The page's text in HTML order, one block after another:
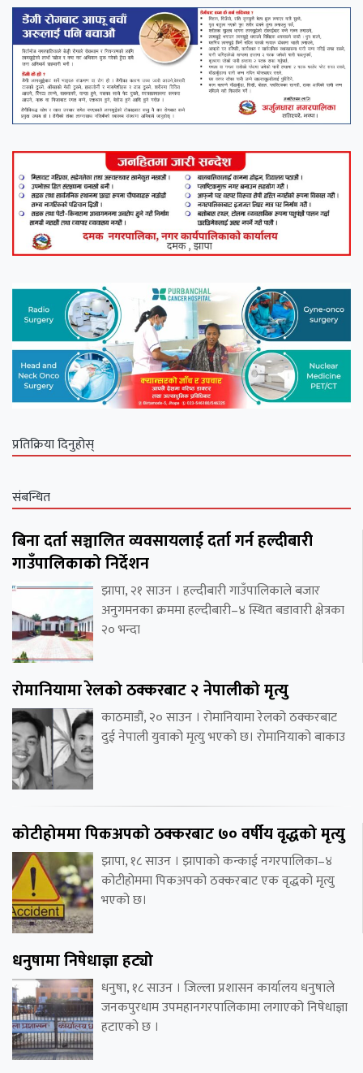
प्रतिक्रिया दिनुहोस्
संबन्धित
बिना दर्ता सञ्चालित व्यवसायलाई दर्ता गर्न हल्दीबारी
गाउँपालिकाको निर्देशन
झापा, २१ साउन । हल्दीबारी गाउँपालिकाले बजार
अनुगमनका क्रममा हल्दीबारी–४ स्थित बडावारी क्षेत्रका
२० भन्दा
रोमानियामा रेलको ठक्करबाट २ नेपालीको मृत्यु
काठमाडौं, २० साउन । रोमानियामा रेलको ठक्करबाट
दुई नेपाली युवाको मृत्यु भएको छ। रोमानियाको बाकाउ
कोटीहोममा पिकअपको ठक्करबाट ७० वर्षीय वृद्धको मृत्यु
झापा, १८ साउन । झापाको कन्काई नगरपालिका–४
कोटीहोममा पिकअपको ठक्करबाट एक वृद्धको मृत्यु
भएको छ।
धनुषामा निषेधाज्ञा हट्यो
धनुषा, १८ साउन । जिल्ला प्रशासन कार्यालय धनुषाले
जनकपुरधाम उपमहानगरपालिकामा लगाएको निषेधाज्ञा
हटाएको छ ।